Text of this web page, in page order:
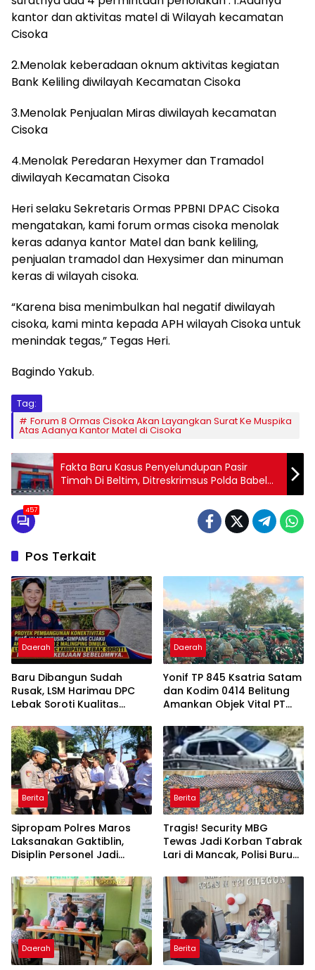
kantor dan aktivitas matel di Wilayah kecamatan
Cisoka
2.Menolak keberadaan oknum aktivitas kegiatan
Bank Keliling diwilayah Kecamatan Cisoka
3.Menolak Penjualan Miras diwilayah kecamatan
Cisoka
4.Menolak Peredaran Hexymer dan Tramadol
diwilayah Kecamatan Cisoka
Heri selaku Sekretaris Ormas PPBNI DPAC Cisoka
mengatakan, kami forum ormas cisoka menolak
keras adanya kantor Matel dan bank keliling,
penjualan tramadol dan Hexysimer dan minuman
keras di wilayah cisoka.
“Karena bisa menimbulkan hal negatif diwilayah
cisoka, kami minta kepada APH wilayah Cisoka untuk
menindak tegas,” Tegas Heri.
Bagindo Yakub.
Tag:
Forum 8 Ormas Cisoka Akan Layangkan Surat Ke Muspika
Atas Adanya Kantor Matel di Cisoka
Fakta Baru Kasus Penyelundupan Pasir
Timah Di Beltim, Ditreskrimsus Polda Babel
Kembali Tetapkan Satu Tersangka Baru
457
Pos Terkait
Daerah
Baru Dibangun Sudah
Rusak, LSM Harimau DPC
Lebak Soroti Kualitas
Cikeusik-Simpang Cijaku
Daerah
Yonif TP 845 Ksatria Satam
dan Kodim 0414 Belitung
Amankan Objek Vital PT
Penambang
Berita
Sipropam Polres Maros
Laksanakan Gaktiblin,
Disiplin Personel Jadi
Berita
Tragis! Security MBG
Tewas Jadi Korban Tabrak
Lari di Mancak, Polisi Buru
Kijang Innova
Daerah Berita